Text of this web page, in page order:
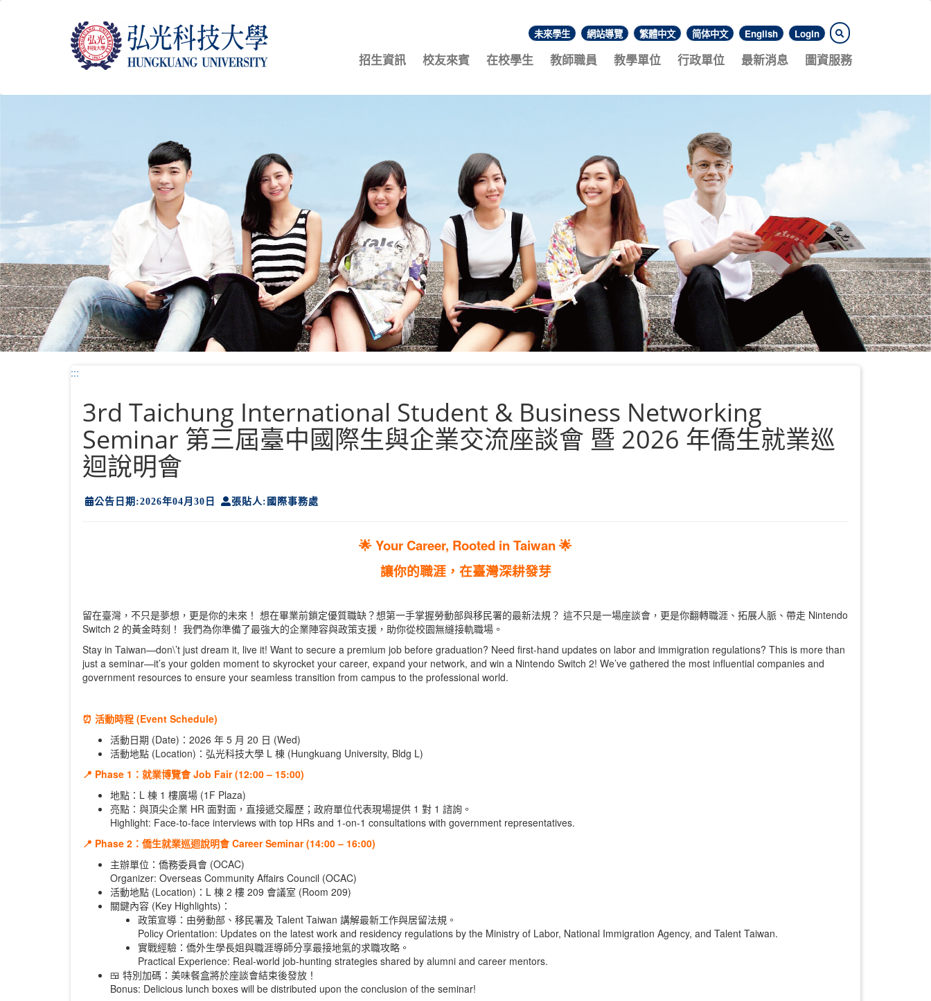
內
:::
未來學生 網站導覽 繁體中文 简体中文 English Login
招生資訊 校友來賓 在校學生 教師職員 教學單位 行政單位 最新消息 圖資服務
:::
3rd Taichung International Student & Business Networking
Seminar 第三屆臺中國際生與企業交流座談會 暨 2026 年僑生就業巡
迴說明會
公告日期:2026年04月30日 張貼人:國際事務處
🌟 Your Career, Rooted in Taiwan 🌟
讓你的職涯，在臺灣深耕發芽
留在臺灣，不只是夢想，更是你的未來！ 想在畢業前鎖定優質職缺？想第一手掌握勞動部與移民署的最新法規？ 這不只是一場座談會，更是你翻轉職涯、拓展人脈、帶走 Nintendo
Switch 2 的黃金時刻！ 我們為你準備了最強大的企業陣容與政策支援，助你從校園無縫接軌職場。
Stay in Taiwan—don\’t just dream it, live it! Want to secure a premium job before graduation? Need first-hand updates on labor and immigration regulations? This is more than
just a seminar—it’s your golden moment to skyrocket your career, expand your network, and win a Nintendo Switch 2! We’ve gathered the most influential companies and
government resources to ensure your seamless transition from campus to the professional world.
⏰ 活動時程 (Event Schedule)
活動日期 (Date)：2026 年 5 月 20 日 (Wed)
活動地點 (Location)：弘光科技大學 L 棟 (Hungkuang University, Bldg L)
📍 Phase 1：就業博覽會 Job Fair (12:00 – 15:00)
地點：L 棟 1 樓廣場 (1F Plaza)
亮點：與頂尖企業 HR 面對面，直接遞交履歷；政府單位代表現場提供 1 對 1 諮詢。
Highlight: Face-to-face interviews with top HRs and 1-on-1 consultations with government representatives.
📍 Phase 2：僑生就業巡迴說明會 Career Seminar (14:00 – 16:00)
主辦單位：僑務委員會 (OCAC)
Organizer: Overseas Community Affairs Council (OCAC)
活動地點 (Location)：L 棟 2 樓 209 會議室 (Room 209)
關鍵內容 (Key Highlights)：
政策宣導：由勞動部、移民署及 Talent Taiwan 講解最新工作與居留法規。
Policy Orientation: Updates on the latest work and residency regulations by the Ministry of Labor, National Immigration Agency, and Talent Taiwan.
實戰經驗：僑外生學長姐與職涯導師分享最接地氣的求職攻略。
Practical Experience: Real-world job-hunting strategies shared by alumni and career mentors.
🍱 特別加碼：美味餐盒將於座談會結束後發放！
Bonus: Delicious lunch boxes will be distributed upon the conclusion of the seminar!